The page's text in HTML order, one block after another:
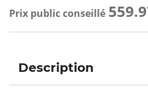
Prix public conseillé
Description